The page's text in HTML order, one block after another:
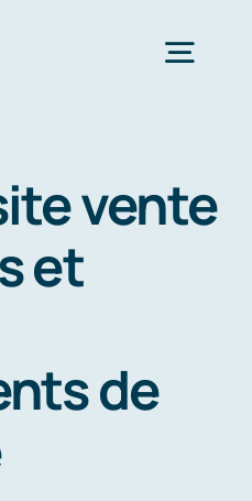
vente
et
de